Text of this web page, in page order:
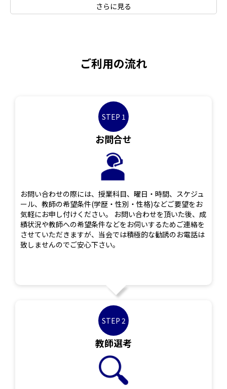
さらに見る
ご利用の流れ
STEP 1
お問合せ
お問い合わせの際には、授業科目、曜日・時間、スケジュ
ール、教師の希望条件(学歴・性別・性格)などご要望をお
気軽にお申し付けください。 お問い合わせを頂いた後、成
績状況や教師への希望条件などをお伺いするためご連絡を
させていただきますが、当会では積極的な勧誘のお電話は
致しませんのでご安心下さい。
STEP 2
教師選考